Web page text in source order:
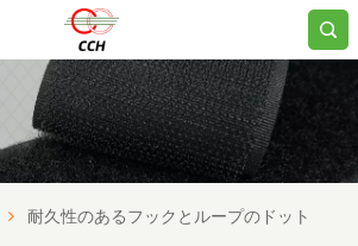
耐久性のあるフックとループのドット